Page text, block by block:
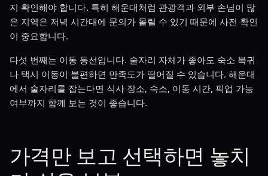
지 확인해야 합니다. 특히 해운대처럼 관광객과 외부 손님이 많
은 지역은 저녁 시간대에 문의가 몰릴 수 있기 때문에 사전 확인
이 중요합니다.
다섯 번째는 이동 동선입니다. 술자리 자체가 좋아도 숙소 복귀
나 택시 이동이 불편하면 만족도가 떨어질 수 있습니다. 해운대
에서 술자리를 잡는다면 식사 장소, 숙소, 이동 시간, 픽업 가능
여부까지 함께 보는 것이 좋습니다.
가격만 보고 선택하면 놓치